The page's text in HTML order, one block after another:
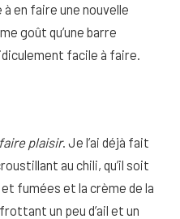
en faire une nouvelle
goût qu’une barre
facile à faire.
plaisir. Je l’ai déjà fait
au chili, qu’il soit
fumées et la crème de la
un peu d’ail et un